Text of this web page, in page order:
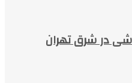
در شرق تهران